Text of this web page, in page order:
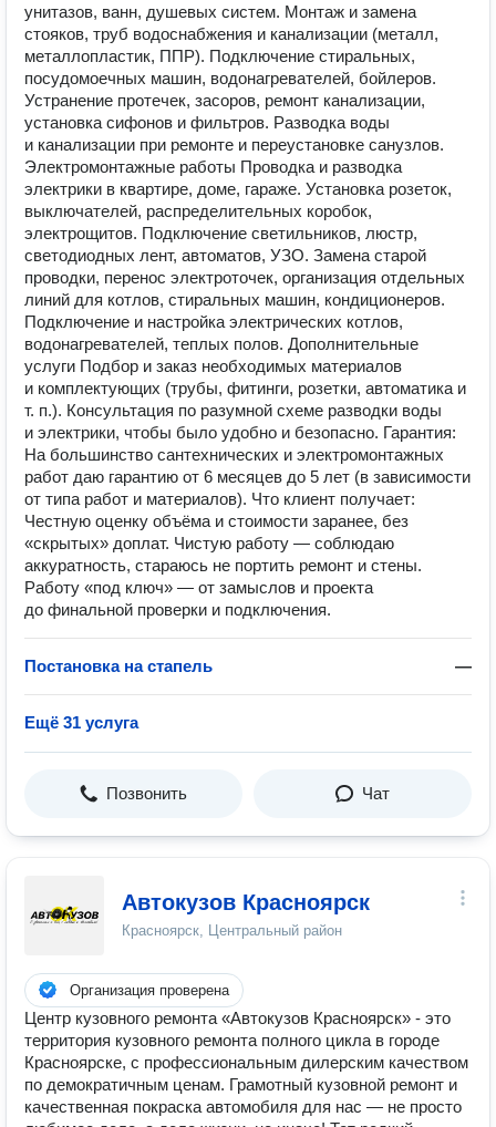
унитазов, ванн, душевых систем. Монтаж и замена
стояков, труб водоснабжения и канализации (металл,
металлопластик, ППР). Подключение стиральных,
посудомоечных машин, водонагревателей, бойлеров.
Устранение протечек, засоров, ремонт канализации,
установка сифонов и фильтров. Разводка воды
и канализации при ремонте и переустановке санузлов.
Электромонтажные работы Проводка и разводка
электрики в квартире, доме, гараже. Установка розеток,
выключателей, распределительных коробок,
электрощитов. Подключение светильников, люстр,
светодиодных лент, автоматов, УЗО. Замена старой
проводки, перенос электроточек, организация отдельных
линий для котлов, стиральных машин, кондиционеров.
Подключение и настройка электрических котлов,
водонагревателей, теплых полов. Дополнительные
услуги Подбор и заказ необходимых материалов
и комплектующих (трубы, фитинги, розетки, автоматика и
т. п.). Консультация по разумной схеме разводки воды
и электрики, чтобы было удобно и безопасно. Гарантия:
На большинство сантехнических и электромонтажных
работ даю гарантию от 6 месяцев до 5 лет (в зависимости
от типа работ и материалов). Что клиент получает:
Честную оценку объёма и стоимости заранее, без
«скрытых» доплат. Чистую работу — соблюдаю
аккуратность, стараюсь не портить ремонт и стены.
Работу «под ключ» — от замыслов и проекта
до финальной проверки и подключения.
Постановка на стапель —
Ещё 31 услуга
Позвонить Чат
Автокузов Красноярск
Красноярск, Центральный район
Организация проверена
Центр кузовного ремонта «Автокузов Красноярск» - это
территория кузовного ремонта полного цикла в городе
Красноярске, с профессиональным дилерским качеством
по демократичным ценам. Грамотный кузовной ремонт и
качественная покраска автомобиля для нас — не просто